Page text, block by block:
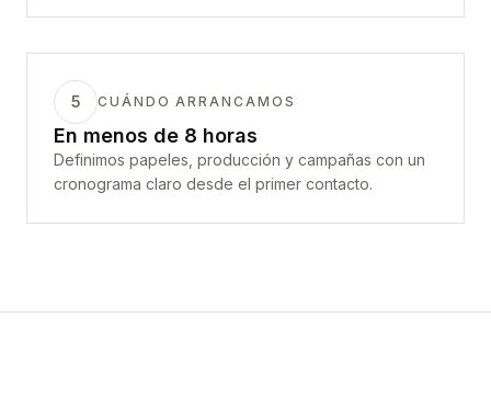
5 CUÁNDO ARRANCAMOS
En menos de 8 horas
Definimos papeles, producción y campañas con un
cronograma claro desde el primer contacto.